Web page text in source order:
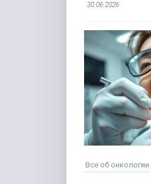
30.06.2026
Все об онкологии